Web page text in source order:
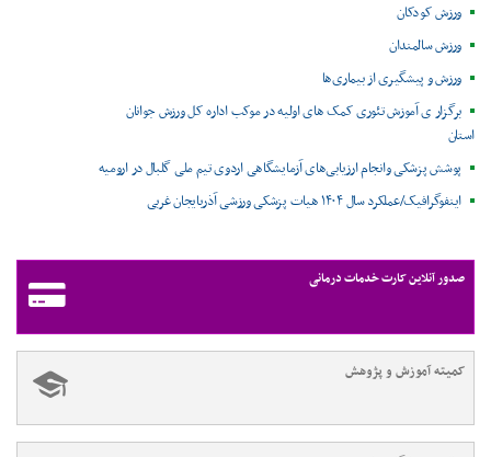
ورزش کودکان
ورزش سالمندان
ورزش و پیشگیری از بیماری‌ها
برگزار ی آموزش تئوری کمک های اولیه در موکب اداره کل ورزش جوانان
استان
پوشش پزشکی وانجام ارزیابی‌های آزمایشگاهی اردوی تیم ملی گلبال در ارومیه
اینفوگرافیک/عملکرد سال ۱۴۰۴ هیات پزشکی ورزشی آذربایجان غربی
صدور آنلاین کارت خدمات درمانی
کمیته آموزش و پژوهش